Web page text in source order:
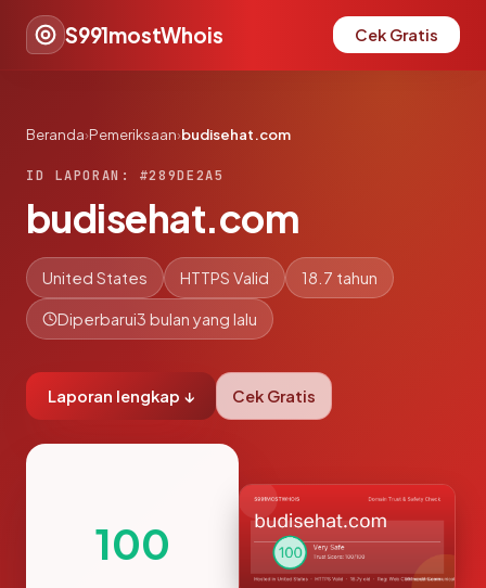
S991mostWhois Cek Gratis
Beranda›Pemeriksaan›budisehat.com
ID LAPORAN: #289DE2A5
budisehat.com
United States HTTPS Valid 18.7 tahun
Diperbarui3 bulan yang lalu
Laporan lengkap ↓ Cek Gratis
100